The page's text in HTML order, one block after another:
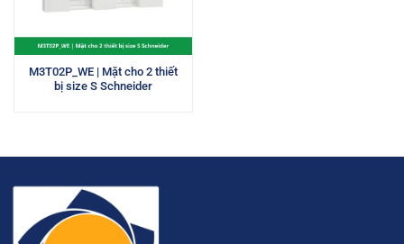
M3T02P_WE | Mặt cho 2 thiết
bị size S Schneider